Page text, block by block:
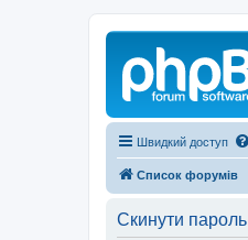
Швидкий доступ
Список форумів
Скинути пароль